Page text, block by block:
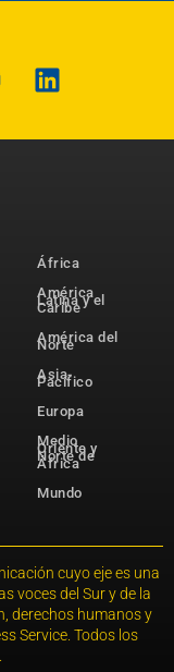
África
América
Latina y el
Caribe
América del
Norte
Asia-
Pacífico
Europa
Medio
Oriente y
Norte de
África
Mundo
cuyo eje es una
voces del Sur y de la
derechos humanos y
Service. Todos los